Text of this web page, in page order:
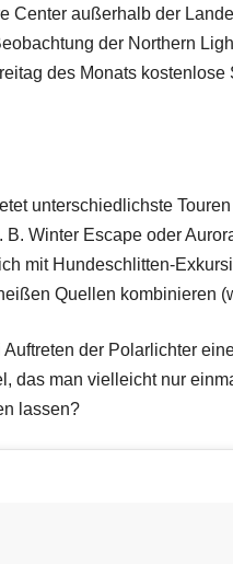
Center außerhalb der
der Northern
des Monats
unterschiedlichste
B. Winter Escape oder
mit Hundeschlitten-
Quellen kombinieren
der Polarlichter
das man vielleicht nur
lassen?